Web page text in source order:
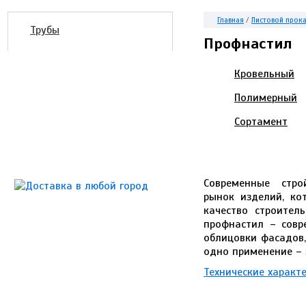
Трубы
Главная /Листовой
Профнастил
Кровельный
Полимерный
Сортамент
Современные
рынок изделий,
качество
профнастил –
облицовки
одно применение –
Технические